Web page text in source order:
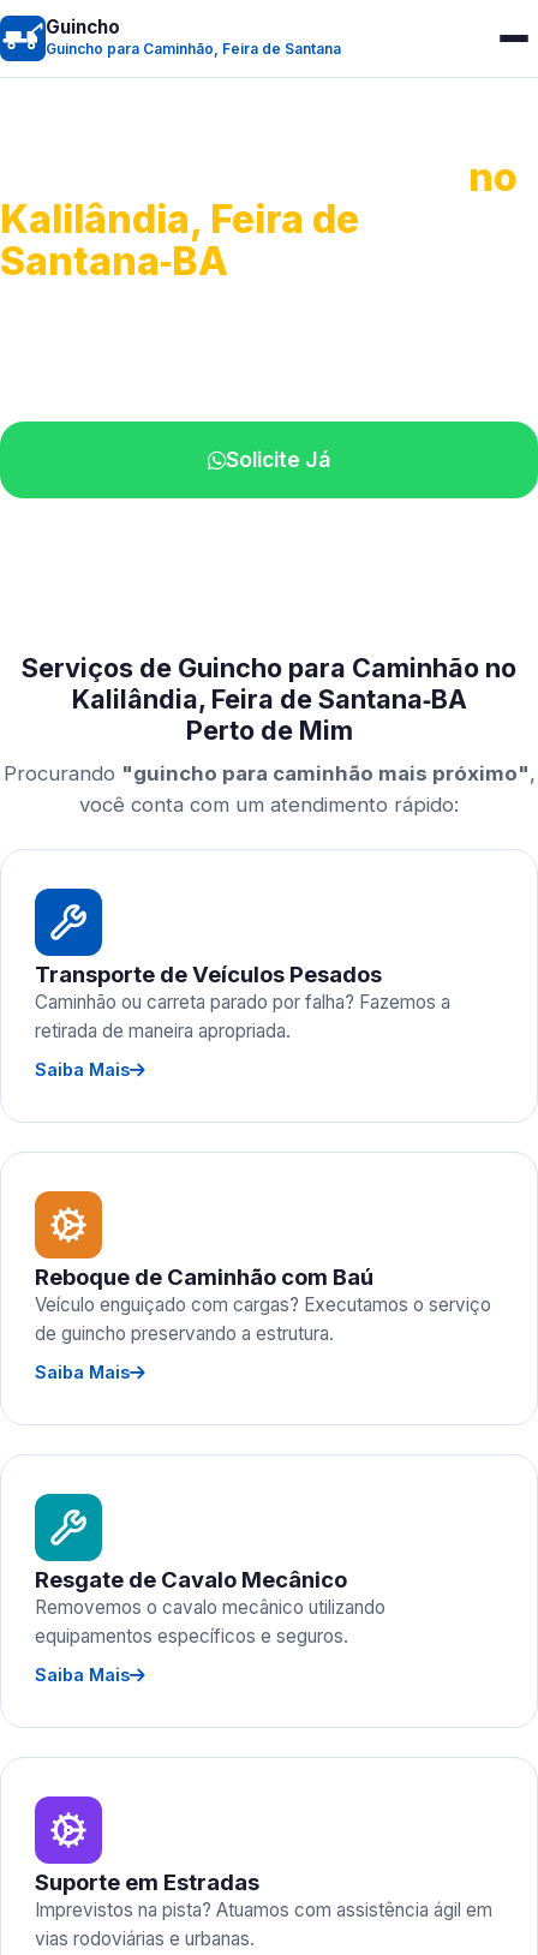
Guincho
Guincho para Caminhão, Feira de Santana
no
Kalilândia, Feira de
Santana‑BA
Solicite Já
Serviços de Guincho para Caminhão no
Kalilândia, Feira de Santana‑BA
Perto de Mim
Procurando "guincho para caminhão mais próximo",
você conta com um atendimento rápido:
Transporte de Veículos Pesados
Caminhão ou carreta parado por falha? Fazemos a
retirada de maneira apropriada.
Saiba Mais
Reboque de Caminhão com Baú
Veículo enguiçado com cargas? Executamos o serviço
de guincho preservando a estrutura.
Saiba Mais
Resgate de Cavalo Mecânico
Removemos o cavalo mecânico utilizando
equipamentos específicos e seguros.
Saiba Mais
Suporte em Estradas
Imprevistos na pista? Atuamos com assistência ágil em
vias rodoviárias e urbanas.